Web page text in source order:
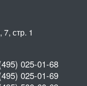
стр. 1
025-01-68
025-01-69